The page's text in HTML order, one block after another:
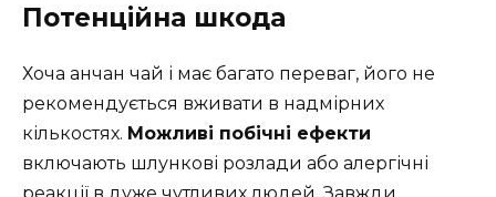
Потенційна шкода
Хоча анчан чай і має багато переваг, його не
рекомендується вживати в надмірних
кількостях. Можливі побічні ефекти
включають шлункові розлади або алергічні
реакції в дуже чутливих людей. Завжди